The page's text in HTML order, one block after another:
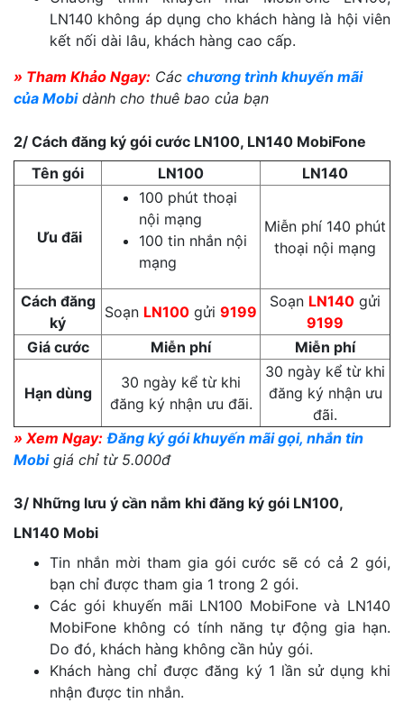
LN140 không áp dụng cho khách hàng là hội viên
kết nối dài lâu, khách hàng cao cấp.
» Tham Khảo Ngay: Các chương trình khuyến mãi
của Mobidành cho thuê bao của bạn
2/ Cách đăng ký gói cước LN100, LN140 MobiFone
Tên gói
LN100 LN140
Ưu đãi
100 phút thoại
nội mạng
100 tin nhắn nội
mạng
Miễn phí 140 phút
thoại nội mạng
Cách đăng
ký
Soạn LN100 gửi 9199
Soạn LN140 gửi
9199
Giá cước
Miễn phí Miễn phí
Hạn dùng
30 ngày kể từ khi
đăng ký nhận ưu đãi.
30 ngày kể từ khi
đăng ký nhận ưu
đãi.
» Xem Ngay: Đăng ký gói khuyến mãi gọi, nhắn tin
Mobigiá chỉ từ 5.000đ
3/ Những lưu ý cần nắm khi đăng ký gói LN100,
LN140 Mobi
Tin nhắn mời tham gia gói cước sẽ có cả 2 gói,
bạn chỉ được tham gia 1 trong 2 gói.
Các gói khuyến mãi LN100 MobiFone và LN140
MobiFone không có tính năng tự động gia hạn.
Do đó, khách hàng không cần hủy gói.
Khách hàng chỉ được đăng ký 1 lần sử dụng khi
nhận được tin nhắn.